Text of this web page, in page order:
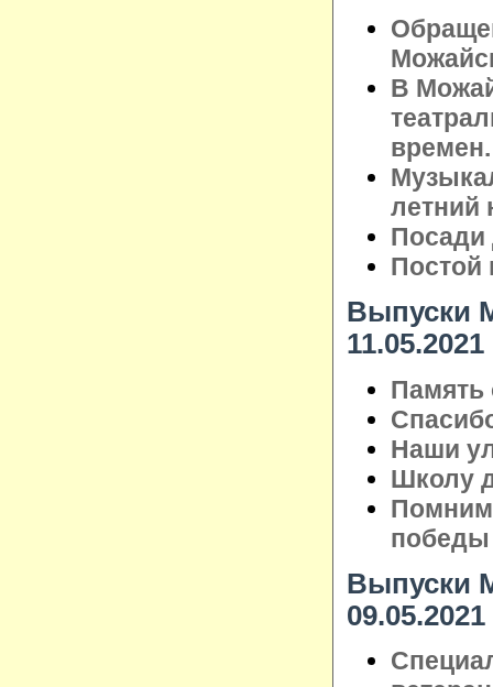
В
летний
Посади
Постой
Выпуски
11.05.2021
Память
Наши
Школу
победы
Выпуски
09.05.2021